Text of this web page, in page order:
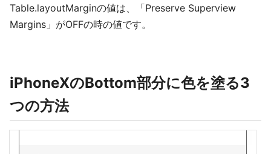
Table.layoutMarginの値は、「Preserve Superview
Margins」がOFFの時の値です。
iPhoneXのBottom部分に色を塗る3
つの方法